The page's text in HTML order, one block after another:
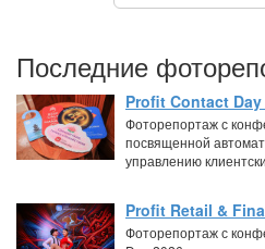
Последние
Profit Contact Day
Фоторепортаж с
посвященной
управлению
Profit Retail &
Фоторепортаж с